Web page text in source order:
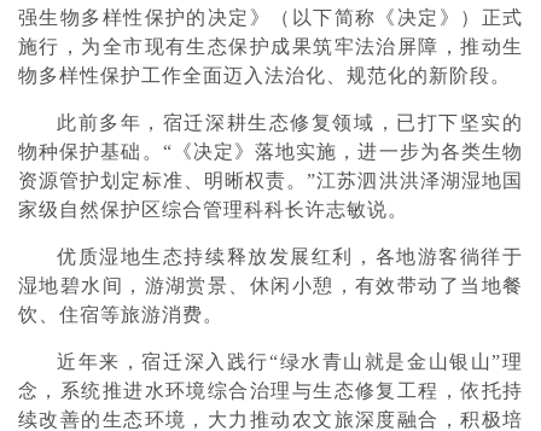
强生物多样性保护的决定》（以下简称《决定》）正式
施行，为全市现有生态保护成果筑牢法治屏障，推动生
物多样性保护工作全面迈入法治化、规范化的新阶段。
此前多年，宿迁深耕生态修复领域，已打下坚实的
物种保护基础。“《决定》落地实施，进一步为各类生物
资源管护划定标准、明晰权责。”江苏泗洪洪泽湖湿地国
家级自然保护区综合管理科科长许志敏说。
优质湿地生态持续释放发展红利，各地游客徜徉于
湿地碧水间，游湖赏景、休闲小憩，有效带动了当地餐
饮、住宿等旅游消费。
近年来，宿迁深入践行“绿水青山就是金山银山”理
念，系统推进水环境综合治理与生态修复工程，依托持
续改善的生态环境，大力推动农文旅深度融合，积极培